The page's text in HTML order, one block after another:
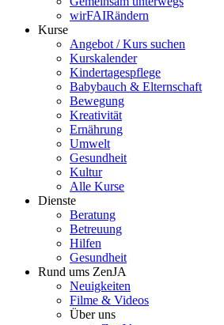
wirFAIRändern
Kurse
Angebot / Kurs suchen
Kurskalender
Kindertagespflege
Babybauch & Elternschaft
Bewegung
Kreativität
Ernährung
Umwelt
Gesundheit
Kultur
Alle Kurse
Dienste
Beratung
Betreuung
Hilfen
Gesundheit
Rund ums ZenJA
Neuigkeiten
Filme & Videos
Über uns